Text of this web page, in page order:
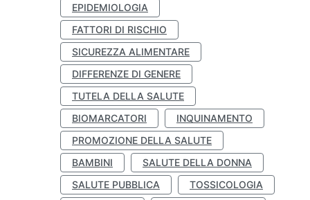
EPIDEMIOLOGIA
FATTORI DI RISCHIO
SICUREZZA ALIMENTARE
DIFFERENZE DI GENERE
TUTELA DELLA SALUTE
BIOMARCATORI
INQUINAMENTO
PROMOZIONE DELLA SALUTE
BAMBINI
SALUTE DELLA DONNA
SALUTE PUBBLICA
TOSSICOLOGIA